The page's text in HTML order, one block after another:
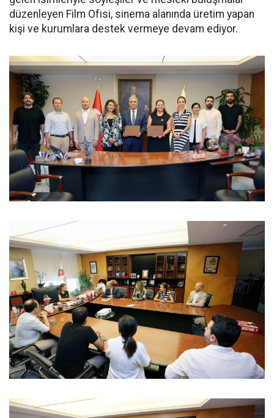
düzenleyen Film Ofisi, sinema alanında üretim yapan
kişi ve kurumlara destek vermeye devam ediyor.